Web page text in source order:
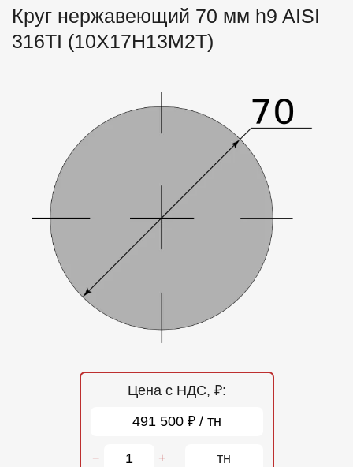
Доставка и оплата
Контакты
Круг нержавеющий 70 мм h9 AISI
316TI (10Х17Н13М2Т)
Цена с НДС, ₽:
491 500 ₽ / тн
− + тн